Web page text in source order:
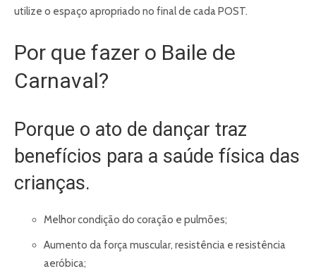
utilize o espaço apropriado no final de cada POST.
Por que fazer o Baile de
Carnaval?
Porque o ato de dançar traz
benefícios para a saúde física das
crianças.
Melhor condição do coração e pulmões;
Aumento da força muscular, resistência e resistência
aeróbica;